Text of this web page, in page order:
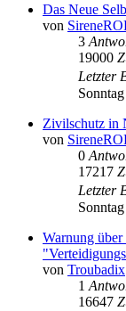
Das Neue
von
3
19000
Letzter
Zivilschutz in
von
0
17217
Letzter
Warnung
von Troubadix
1
16647